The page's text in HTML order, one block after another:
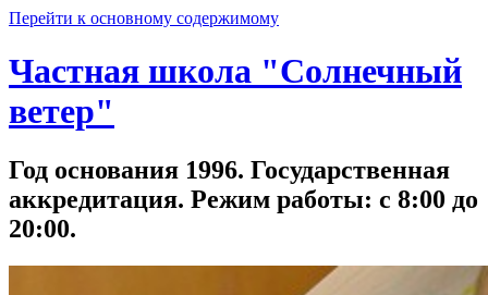
Перейти к основному содержимому
Частная школа "Солнечный
ветер"
Год основания 1996. Государственная
аккредитация. Режим работы: с 8:00 до
20:00.